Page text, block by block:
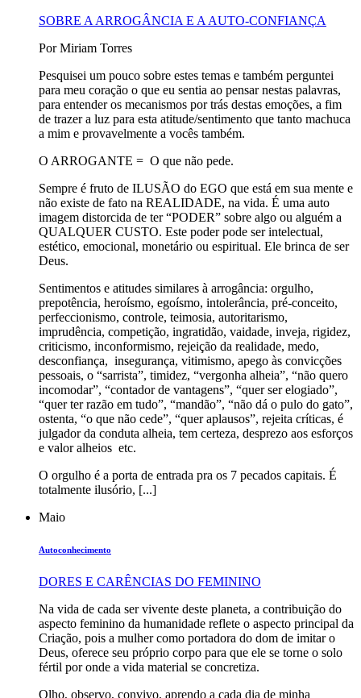
SOBRE A ARROGÂNCIA E A AUTO-CONFIANÇA
Por Miriam Torres
Pesquisei um pouco sobre estes temas e também perguntei
para meu coração o que eu sentia ao pensar nestas palavras,
para entender os mecanismos por trás destas emoções, a fim
de trazer a luz para esta atitude/sentimento que tanto machuca
a mim e provavelmente a vocês também.
O ARROGANTE = O que não pede.
Sempre é fruto de ILUSÃO do EGO que está em sua mente e
não existe de fato na REALIDADE, na vida. É uma auto
imagem distorcida de ter “PODER” sobre algo ou alguém a
QUALQUER CUSTO. Este poder pode ser intelectual,
estético, emocional, monetário ou espiritual. Ele brinca de ser
Deus.
Sentimentos e atitudes similares à arrogância: orgulho,
prepotência, heroísmo, egoísmo, intolerância, pré-conceito,
perfeccionismo, controle, teimosia, autoritarismo,
imprudência, competição, ingratidão, vaidade, inveja, rigidez,
criticismo, inconformismo, rejeição da realidade, medo,
desconfiança, insegurança, vitimismo, apego às convicções
pessoais, o “sarrista”, timidez, “vergonha alheia”, “não quero
incomodar”, “contador de vantagens”, “quer ser elogiado”,
“quer ter razão em tudo”, “mandão”, “não dá o pulo do gato”,
ostenta, “o que não cede”, “quer aplausos”, rejeita críticas, é
julgador da conduta alheia, tem certeza, desprezo aos esforços
e valor alheios etc.
O orgulho é a porta de entrada pra os 7 pecados capitais. É
totalmente ilusório, [...]
Maio
Autoconhecimento
DORES E CARÊNCIAS DO FEMININO
Na vida de cada ser vivente deste planeta, a contribuição do
aspecto feminino da humanidade reflete o aspecto principal da
Criação, pois a mulher como portadora do dom de imitar o
Deus, oferece seu próprio corpo para que ele se torne o solo
fértil por onde a vida material se concretiza.
Olho, observo, convivo, aprendo a cada dia de minha